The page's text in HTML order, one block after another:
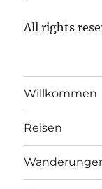
All rights
Willkommen
Reisen